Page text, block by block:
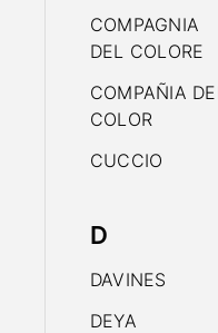
COMPAGNIA
DEL COLORE
COMPAÑIA
COLOR
CUCCIO
D
DAVINES
DEYA